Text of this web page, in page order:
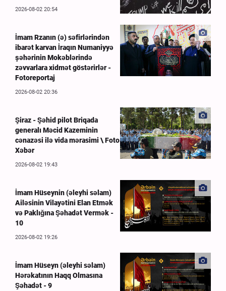
2026-08-02 20:54
İmam Rzanın (ə) səfirlərindən
ibarət karvan İraqın Numaniyyə
şəhərinin Mokəblərində
zəvvarlara xidmət göstərirlər -
Fotoreportaj
2026-08-02 20:36
Şiraz - Şəhid pilot Briqada
generalı Məcid Kazeminin
cənazəsi ilə vida mərasimi \ Foto
Xəbər
2026-08-02 19:43
İmam Hüseynin (əleyhi səlam)
Ailəsinin Vilayətini Elan Etmək
və Paklığına Şəhadət Vermək -
10
2026-08-02 19:26
İmam Hüseyn (əleyhi səlam)
Hərəkatının Haqq Olmasına
Şəhadət - 9